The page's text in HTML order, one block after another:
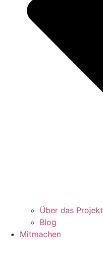
Über das Projekt
Blog
Mitmachen